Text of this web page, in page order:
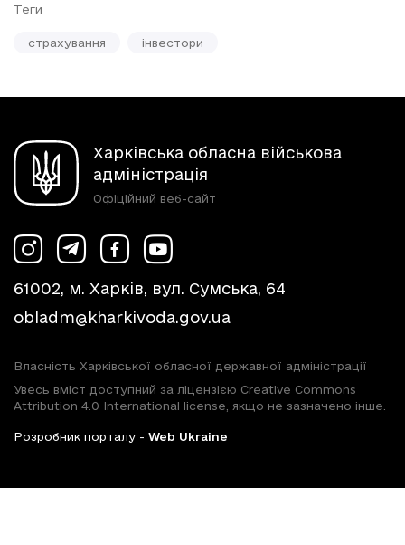
Теги
страхування інвестори
Харківська обласна військова
адміністрація
Офіційний веб-сайт
61002, м. Харків, вул. Сумська, 64
obladm@kharkivoda.gov.ua
Власність Харківської обласної державної адміністрації
Увесь вміст доступний за ліцензією Creative Commons
Attribution 4.0 International license, якщо не зазначено інше.
Розробник порталу - Web Ukraine